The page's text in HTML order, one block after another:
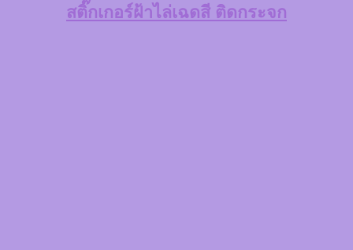
สติ๊กเกอร์ฝ้าไล่เฉดสี ติดกระจก